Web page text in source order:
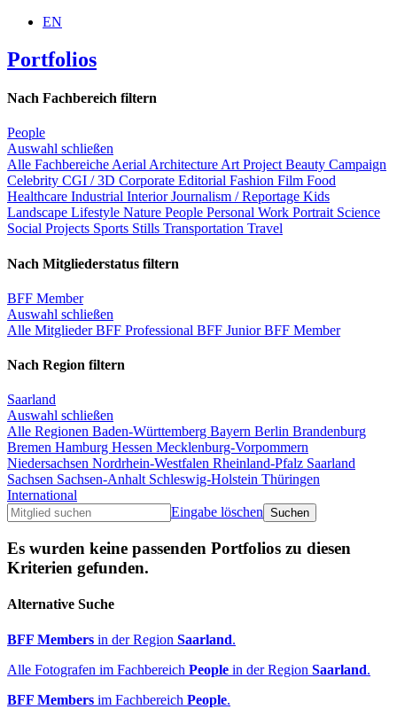
EN
Portfolios
Nach Fachbereich filtern
People
Auswahl schließen
Alle Fachbereiche Aerial Architecture Art Project Beauty Campaign
Celebrity CGI / 3D Corporate Editorial Fashion Film Food
Healthcare Industrial InteriorJournalism / Reportage Kids
Landscape Lifestyle Nature People Personal Work Portrait Science
Social Projects Sports Stills Transportation Travel
Nach Mitgliederstatus filtern
BFF Member
Auswahl schließen
Alle MitgliederBFF Professional BFF JuniorBFF Member
Nach Region filtern
Saarland
Auswahl schließen
Alle Regionen Baden-Württemberg Bayern Berlin Brandenburg
Bremen Hamburg Hessen Mecklenburg-Vorpommern
Niedersachsen Nordrhein-Westfalen Rheinland-Pfalz Saarland
Sachsen Sachsen-Anhalt Schleswig-Holstein Thüringen
International
Eingabe löschen
Es wurden keine passenden Portfolios zu diesen
Kriterien gefunden.
Alternative Suche
BFF Members in der Region Saarland.
Alle Fotografen im Fachbereich People in der Region Saarland.
BFF Members im Fachbereich People.